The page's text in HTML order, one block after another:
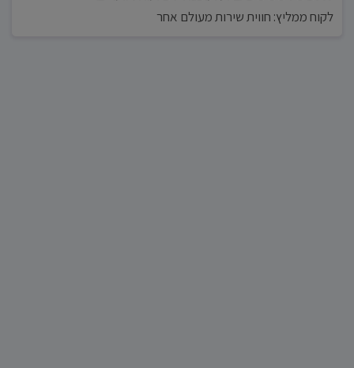
לקוח ממליץ: חווית שירות מעולם אחר